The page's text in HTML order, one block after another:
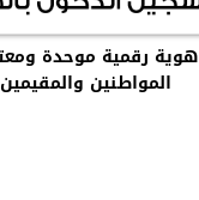
هوية رقمية موحدة
المواطنين